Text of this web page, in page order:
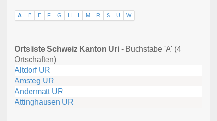
A B E F G H M R S U W
Ortsliste Schweiz Kanton Uri - Buchstabe 'A' (4
Ortschaften)
Altdorf UR
Amsteg UR
Andermatt UR
Attinghausen UR